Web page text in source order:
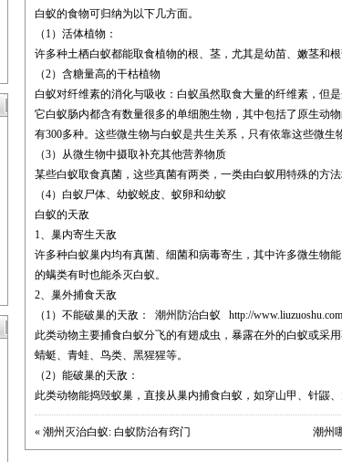
白蚁的食物可归纳为以下几方面。
（1）活体植物：
许多种土栖白蚁都能取食植物的根、茎，尤其是幼苗、嫩茎和根
（2）含糖量高的干枯植物
白蚁对纤维素的消化与吸收：白蚁虽然取食大量的纤维素，但
它白蚁肠内都含有数量很多的单细胞生物，其中包括了原生动
有300多种。这些微生物与白蚁是共生关系，只有依靠这些微
（3）从微生物中摄取补充其他营养物质
某些白蚁取食真菌，这些真菌有两类，一类由白蚁用特殊的方
（4）白蚁尸体、幼蚁蜕皮、蚁卵和幼蚁
白蚁的天敌
1、巢内寄生天敌
许多种白蚁巢内均有真菌、细菌和病毒寄生，其中许多微生物
的螨类有时也能杀灭白蚁。
2、巢外捕食天敌
（1）不能破巢的天敌： 潮州防治白蚁
http://www.liuzuoshu.com
此类动物主要捕食白蚁分飞的有翅成虫，暴露在外的白蚁或采
蜻蜓、青蛙、鸟类、黑猩猩等。
（2）能破巢的天敌：
此类动物能捣毁蚁巢，直接从巢内捕食白蚁，如穿山甲、针鼹
« 潮州灭治白蚁: 白蚁防治有窍门 潮州